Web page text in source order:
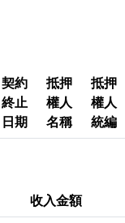
契約
終止
日期
抵押
權人
名稱
抵押
權人
統編
收入金額